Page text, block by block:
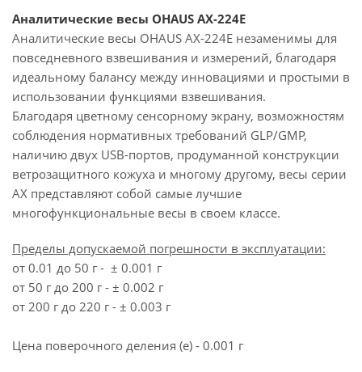
Аналитические весы OHAUS AX-224E
Аналитические весы OHAUS AX-224E незаменимы для
повседневного взвешивания и измерений, благодаря
идеальному балансу между инновациями и простыми в
использовании функциями взвешивания.
Благодаря цветному сенсорному экрану, возможностям
соблюдения нормативных требований GLP/GMP,
наличию двух USB-портов, продуманной конструкции
ветрозащитного кожуха и многому другому, весы серии
АХ представляют собой самые лучшие
многофункциональные весы в своем классе.
Пределы допускаемой погрешности в эксплуатации:
от 0.01 до 50 г - ± 0.001 г
от 50 г до 200 г - ± 0.002 г
от 200 г до 220 г - ± 0.003 г
Цена поверочного деления (e) - 0.001 г